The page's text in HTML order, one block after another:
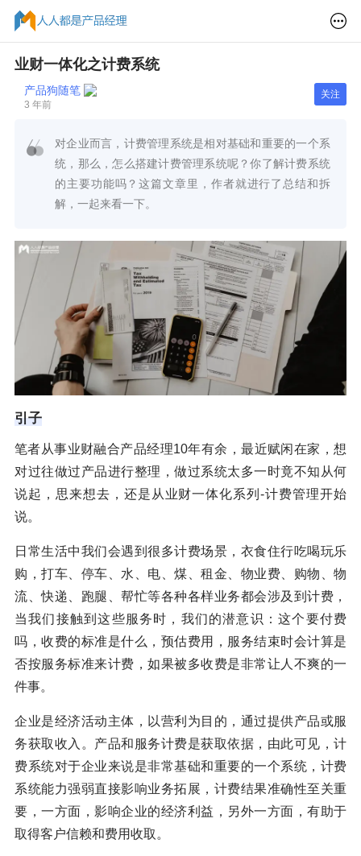
业财一体化之计费系统
产品狗随笔
3 年前
关注
对企业而言，计费管理系统是相对基础和重要的一个系
统，那么，怎么搭建计费管理系统呢？你了解计费系统
的主要功能吗？这篇文章里，作者就进行了总结和拆
解，一起来看一下。
引子
笔者从事业财融合产品经理10年有余，最近赋闲在家，想
对过往做过产品进行整理，做过系统太多一时竟不知从何
说起，思来想去，还是从业财一体化系列-计费管理开始
说。
日常生活中我们会遇到很多计费场景，衣食住行吃喝玩乐
购，打车、停车、水、电、煤、租金、物业费、购物、物
流、快递、跑腿、帮忙等各种各样业务都会涉及到计费，
当我们接触到这些服务时，我们的潜意识：这个要付费
吗，收费的标准是什么，预估费用，服务结束时会计算是
否按服务标准来计费，如果被多收费是非常让人不爽的一
件事。
企业是经济活动主体，以营利为目的，通过提供产品或服
务获取收入。产品和服务计费是获取依据，由此可见，计
费系统对于企业来说是非常基础和重要的一个系统，计费
系统能力强弱直接影响业务拓展，计费结果准确性至关重
要，一方面，影响企业的经济利益，另外一方面，有助于
取得客户信赖和费用收取。